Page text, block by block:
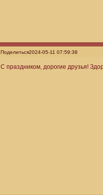
Поделиться2024-05-11 07:59:38
С праздником, дорогие друзья!